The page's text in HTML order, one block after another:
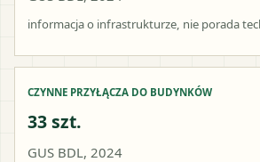
informacja o infrastrukturze, nie porada
CZYNNE PRZYŁĄCZA DO BUDYNKÓW
33 szt.
GUS BDL, 2024